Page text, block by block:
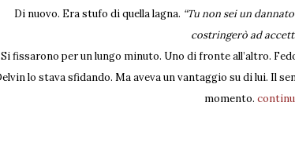
Di nuovo. Era stufo di quella lagna. “Tu non sei un
costringerò ad
Si fissarono per un lungo minuto. Uno di fronte all’altro.
lo stava sfidando. Ma aveva un vantaggio su di lui. Il
momento.